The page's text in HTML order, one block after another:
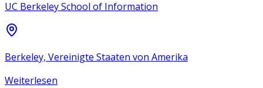
UC Berkeley School of Information
Berkeley, Vereinigte Staaten von Amerika
Weiterlesen